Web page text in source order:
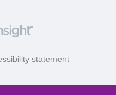
statement